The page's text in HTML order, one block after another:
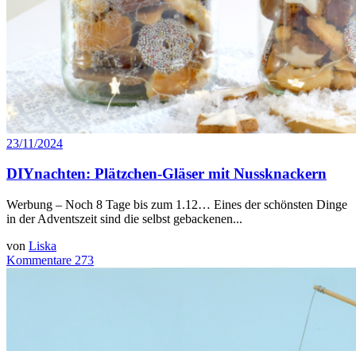
23/11/2024
DIYnachten: Plätzchen-Gläser mit Nussknackern
Werbung – Noch 8 Tage bis zum 1.12… Eines der schönsten Dinge
in der Adventszeit sind die selbst gebackenen...
von Liska
Kommentare 273